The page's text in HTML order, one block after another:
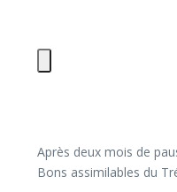
Après deux mois de
Bons assimilables du